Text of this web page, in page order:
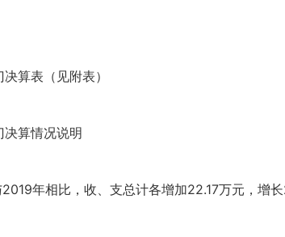
算表（见附表）
算情况说明
年相比，收、支总计各增加22.17万元，增